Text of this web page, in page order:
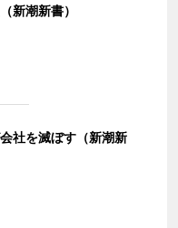
新潮新書）
社を滅ぼす（新潮新